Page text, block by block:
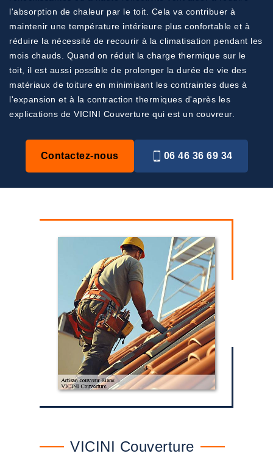
l'absorption de chaleur par le toit. Cela va contribuer à
maintenir une température intérieure plus confortable et à
réduire la nécessité de recourir à la climatisation pendant les
mois chauds. Quand on réduit la charge thermique sur le
toit, il est aussi possible de prolonger la durée de vie des
matériaux de toiture en minimisant les contraintes dues à
l'expansion et à la contraction thermiques d'après les
explications de VICINI Couverture qui est un couvreur.
Contactez-nous 06 46 36 69 34
VICINI Couverture